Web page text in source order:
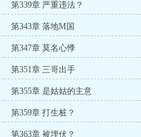
第339章 严重违法？
第343章 落地M国
第347章 莫名心悸
第351章 三哥出手
第355章 是姑姑的主意
第359章 打生桩？
第363章 被埋伏？